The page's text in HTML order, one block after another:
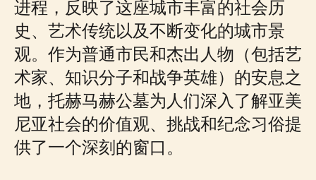
进程，反映了这座城市丰富的社会历
史、艺术传统以及不断变化的城市景
观。作为普通市民和杰出人物（包括艺
术家、知识分子和战争英雄）的安息之
地，托赫马赫公墓为人们深入了解亚美
尼亚社会的价值观、挑战和纪念习俗提
供了一个深刻的窗口。